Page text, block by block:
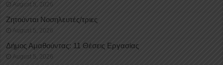
August 5, 2026
Ζητούνται Νοσηλευτές/τριες
August 5, 2026
Δήμος Αμαθούντας: 11 Θέσεις Εργασίας
August 5, 2026